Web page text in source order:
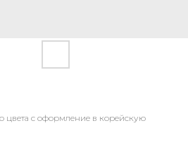
цвета с оформление в корейскую